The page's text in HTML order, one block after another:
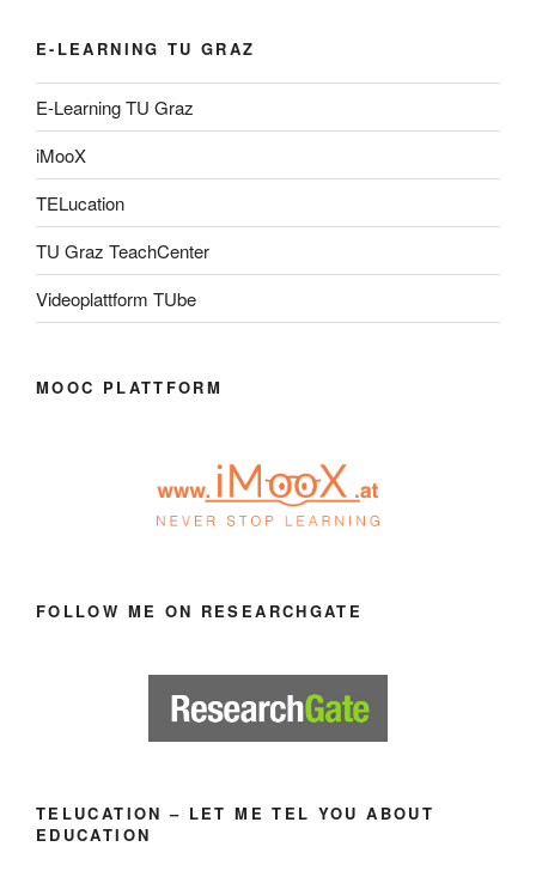
E-LEARNING TU GRAZ
E-Learning TU Graz
iMooX
TELucation
TU Graz TeachCenter
Videoplattform TUbe
MOOC PLATTFORM
FOLLOW ME ON RESEARCHGATE
TELUCATION – LET ME TEL YOU ABOUT
EDUCATION